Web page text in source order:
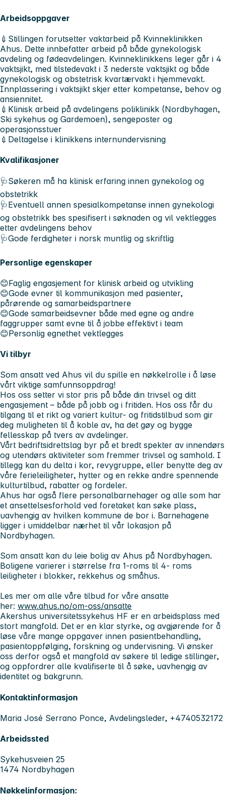
Arbeidsoppgaver
💉Stillingen forutsetter vaktarbeid på Kvinneklinikken
Ahus. Dette innbefatter arbeid på både gynekologisk
avdeling og fødeavdelingen. Kvinneklinikkens leger går i 4
vaktsjikt, med tilstedevakt i 3 nederste vaktsjikt og både
gynekologisk og obstetrisk kvartærvakt i hjemmevakt.
Innplassering i vaktsjikt skjer etter kompetanse, behov og
ansiennitet.
💉Klinisk arbeid på avdelingens poliklinikk (Nordbyhagen,
Ski sykehus og Gardemoen), sengeposter og
operasjonsstuer
💉Deltagelse i klinikkens internundervisning
Kvalifikasjoner
🩺Søkeren må ha klinisk erfaring innen gynekolog og
obstetrikk
🩺Eventuell annen spesialkompetanse innen gynekologi
og obstetrikk bes spesifisert i søknaden og vil vektlegges
etter avdelingens behov
🩺Gode ferdigheter i norsk muntlig og skriftlig
Personlige egenskaper
😊Faglig engasjement for klinisk arbeid og utvikling
😊Gode evner til kommunikasjon med pasienter,
pårørende og samarbeidspartnere
😊Gode samarbeidsevner både med egne og andre
faggrupper samt evne til å jobbe effektivt i team
😊Personlig egnethet vektlegges
Vi tilbyr
Som ansatt ved Ahus vil du spille en nøkkelrolle i å løse
vårt viktige samfunnsoppdrag!
Hos oss setter vi stor pris på både din trivsel og ditt
engasjement – både på jobb og i fritiden. Hos oss får du
tilgang til et rikt og variert kultur- og fritidstilbud som gir
deg muligheten til å koble av, ha det gøy og bygge
fellesskap på tvers av avdelinger.
Vårt bedriftsidrettslag byr på et bredt spekter av innendørs
og utendørs aktiviteter som fremmer trivsel og samhold. I
tillegg kan du delta i kor, revygruppe, eller benytte deg av
våre ferieleiligheter, hytter og en rekke andre spennende
kulturtilbud, rabatter og fordeler.
Ahus har også flere personalbarnehager og alle som har
et ansettelsesforhold ved foretaket kan søke plass,
uavhengig av hvilken kommune de bor i. Barnehagene
ligger i umiddelbar nærhet til vår lokasjon på
Nordbyhagen.
Som ansatt kan du leie bolig av Ahus på Nordbyhagen.
Boligene varierer i størrelse fra 1-roms til 4- roms
leiligheter i blokker, rekkehus og småhus.
Les mer om alle våre tilbud for våre ansatte
her: www.ahus.no/om-oss/ansatte
Akershus universitetssykehus HF er en arbeidsplass med
stort mangfold. Det er en klar styrke, og avgjørende for å
løse våre mange oppgaver innen pasientbehandling,
pasientoppfølging, forskning og undervisning. Vi ønsker
oss derfor også et mangfold av søkere til ledige stillinger,
og oppfordrer alle kvalifiserte til å søke, uavhengig av
identitet og bakgrunn.
Kontaktinformasjon
Maria José Serrano Ponce, Avdelingsleder, +4740532172
Arbeidssted
Sykehusveien 25
1474 Nordbyhagen
Nøkkelinformasjon: